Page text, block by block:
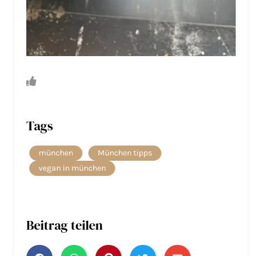
Tags
münchen
München tipps
vegan in münchen
Beitrag teilen